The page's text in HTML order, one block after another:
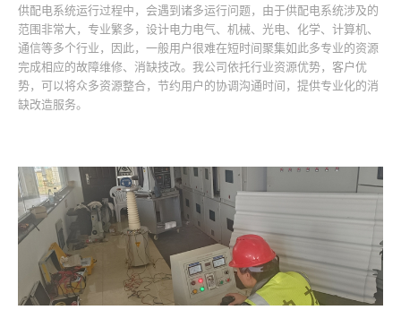
供配电系统运行过程中，会遇到诸多运行问题，由于供配电系统涉及的
范围非常大，专业繁多，设计电力电气、机械、光电、化学、计算机、
通信等多个行业，因此，一般用户很难在短时间聚集如此多专业的资源
完成相应的故障维修、消缺技改。我公司依托行业资源优势，客户优
势，可以将众多资源整合，节约用户的协调沟通时间，提供专业化的消
缺改造服务。